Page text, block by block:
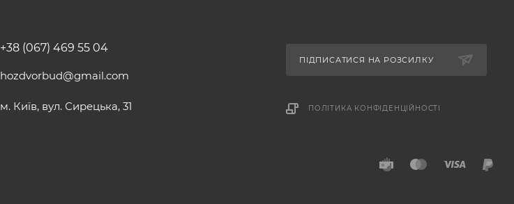
+38 (067) 469 55 04
hozdvorbud@gmail.com
м. Київ, вул. Сирецька, 31
ПІДПИСАТИСЯ НА РОЗСИЛКУ
ПОЛІТИКА КОНФІДЕНЦІЙНОСТІ